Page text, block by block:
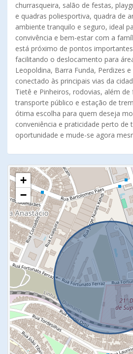
churrasqueira, salão de festas,
e quadras poliesportiva, quadra de
ambiente tranquilo e seguro, ideal
convivência e bem-estar com a
está próximo de pontos
facilitando o deslocamento para
Leopoldina, Barra Funda, Perdizes
conectado às principais vias da
Tietê e Pinheiros, rodovias, além de
transporte público e estação de
ótima escolha para quem deseja
conveniência e praticidade perto de
oportunidade e mude-se agora
+
−